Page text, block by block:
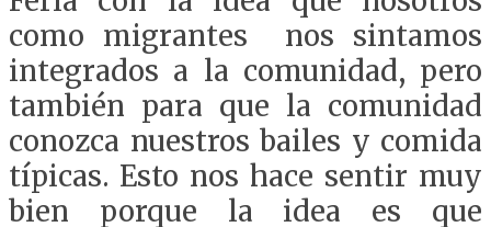
como migrantes nos sintamos
integrados a la comunidad, pero
también para que la comunidad
conozca nuestros bailes y comida
típicas. Esto nos hace sentir muy
bien porque la idea es que